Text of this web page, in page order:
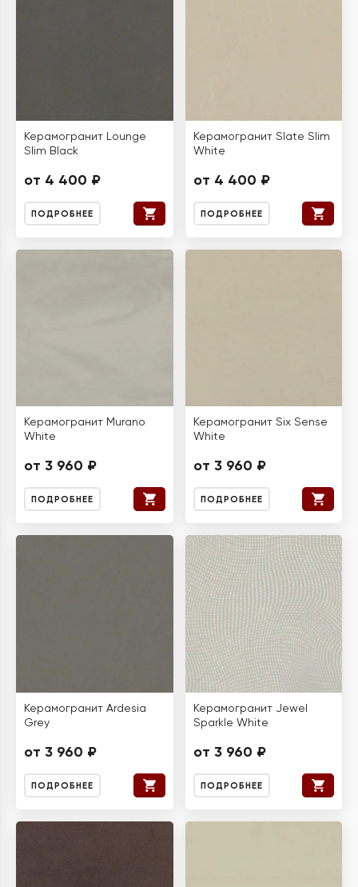
Керамогранит Lounge
Slim Black
от 4 400 ₽
ПОДРОБНЕЕ
Керамогранит Slate Slim
White
от 4 400 ₽
ПОДРОБНЕЕ
Керамогранит Murano
White
от 3 960 ₽
ПОДРОБНЕЕ
Керамогранит Six Sense
White
от 3 960 ₽
ПОДРОБНЕЕ
Керамогранит Ardesia
Grey
от 3 960 ₽
ПОДРОБНЕЕ
Керамогранит Jewel
Sparkle White
от 3 960 ₽
ПОДРОБНЕЕ